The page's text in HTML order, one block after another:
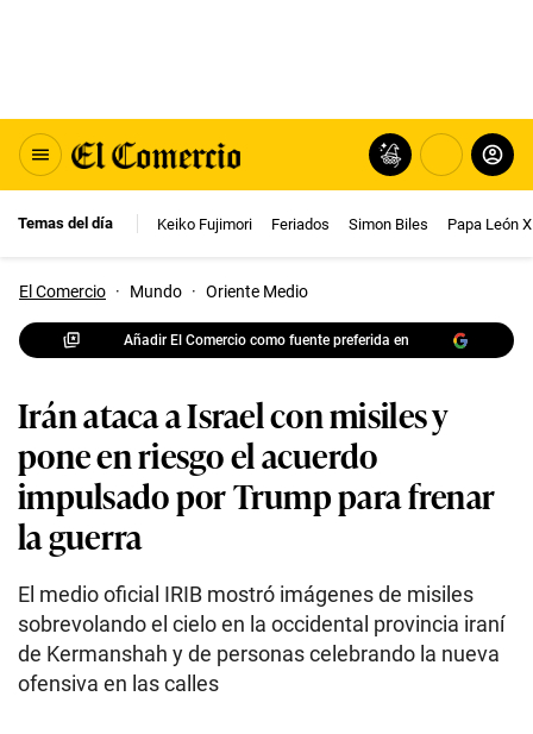
Temas del día Keiko Fujimori Feriados Simon Biles Papa León
El Comercio · Mundo · Oriente Medio
Añadir El Comercio como fuente preferida en
Irán ataca a Israel con misiles y
pone en riesgo el acuerdo
impulsado por Trump para frenar
la guerra
El medio oficial IRIB mostró imágenes de misiles
sobrevolando el cielo en la occidental provincia iraní
de Kermanshah y de personas celebrando la nueva
ofensiva en las calles